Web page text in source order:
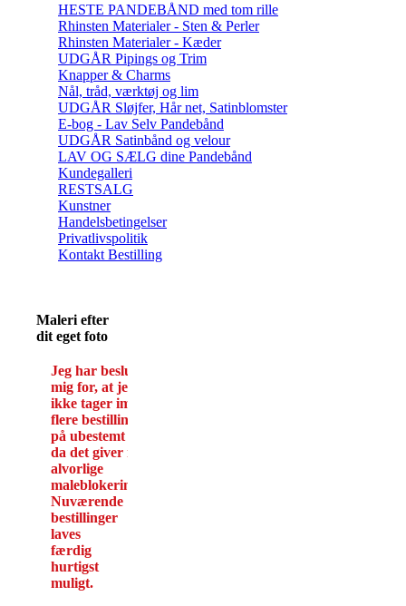
HESTE PANDEBÅND med tom rille
Rhinsten Materialer - Sten & Perler
Rhinsten Materialer - Kæder
UDGÅR Pipings og Trim
Knapper & Charms
Nål, tråd, værktøj og lim
UDGÅR Sløjfer, Hår net, Satinblomster
E-bog - Lav Selv Pandebånd
UDGÅR Satinbånd og velour
LAV OG SÆLG dine Pandebånd
Kundegalleri
RESTSALG
Kunstner
Handelsbetingelser
Privatlivspolitik
Kontakt Bestilling
Maleri efter
dit eget foto
Jeg har besluttet
mig for, at jeg
ikke tager imod
flere bestillinger
på ubestemt tid -
da det giver mig
alvorlige
maleblokeringer.
Nuværende
bestillinger
laves
færdig
hurtigst
muligt.